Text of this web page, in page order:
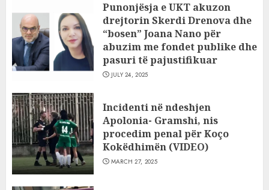
Punonjësja e UKT akuzon
drejtorin Skerdi Drenova dhe
“bosen” Joana Nano për
abuzim me fondet publike dhe
pasuri të pajustifikuar
JULY 24, 2025
Incidenti në ndeshjen
Apolonia- Gramshi, nis
procedim penal për Koço
Kokëdhimën (VIDEO)
MARCH 27, 2025